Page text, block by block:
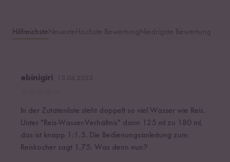
Hilfreichste
ebinigiri
In der Zutatenliste steht doppelt so viel Wasser wie Reis.
Unter "Reis-Wasser-Verhältnis" dann 125 ml zu 180 ml,
das ist knapp 1:1,5. Die Bedienungsanleitung zum
Reiskocher sagt 1,75. Was denn nun?